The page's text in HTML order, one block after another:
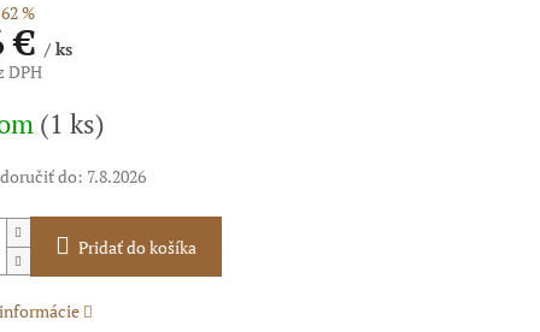
%
€/ ks
DPH
(1 ks)
do: 7.8.2026
Pridať do košíka